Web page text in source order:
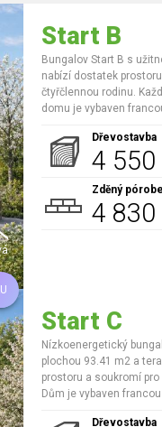
Start B
Bungalov Start B s
nabízí dostatek
čtyřčlennou rodinu.
domu je vybaven
Dřevostavba
4 550
Zděný
4 830
Start C
Nízkoenergetický
plochou 93.41 m2 a
prostoru a soukromí
Dům je vybaven
Dřevostavba